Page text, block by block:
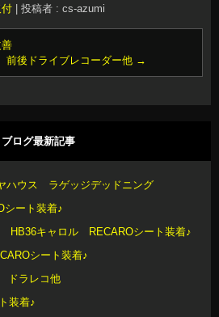
投稿者 : cs-azumi
後ドライブレコーダー他 →
ブログ最新記事
ハウス ラゲッジデッドニング
ート装着♪
HB36キャロル RECAROシート装着♪
シート装着♪
ドラレコ他
装着♪